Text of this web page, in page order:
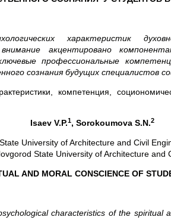
характеристик
акцентировано
профессиональные
сознания будущих специалистов
компетенция,
Isaev V.P.1, Sorokoumova S.N.2
University of Architecture and Civil
State University of Architecture and
AND MORAL CONSCIENCE OF
characteristics of the spiritual